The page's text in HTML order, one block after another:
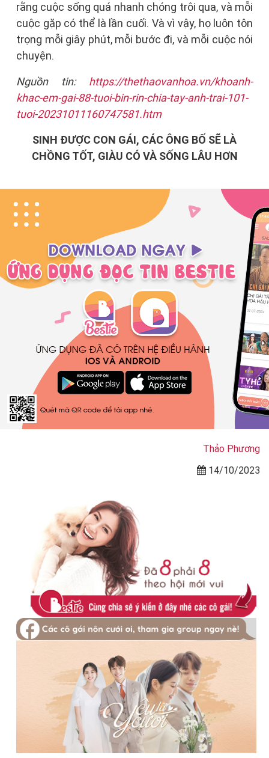
rằng cuộc sống quá nhanh chóng trôi qua, và mỗi
cuộc gặp có thể là lần cuối. Và vì vậy, họ luôn tôn
trọng mỗi giây phút, mỗi bước đi, và mỗi cuộc nói
chuyện.
Nguồn tin: https://thethaovanhoa.vn/khoanh-
khac-em-gai-88-tuoi-bin-rin-chia-tay-anh-trai-101-
tuoi-20231011160747581.htm
SINH ĐƯỢC CON GÁI, CÁC ÔNG BỐ SẼ LÀ
CHỒNG TỐT, GIÀU CÓ VÀ SỐNG LÂU HƠN
Thảo Phương
14/10/2023